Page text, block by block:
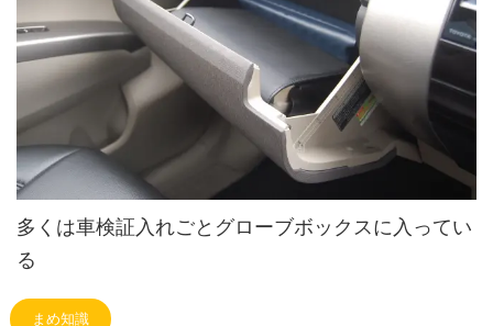
多くは車検証入れごとグローブボックスに入ってい
る
まめ知識